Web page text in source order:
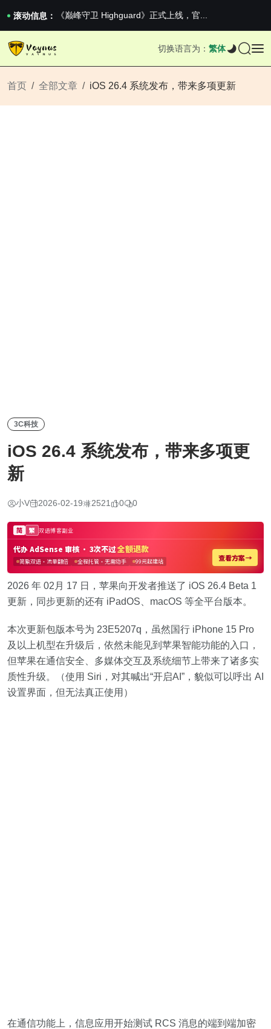
滚动信息：
《巅峰守卫 Highguard》正式上线，官...
男生找对象最重要的是什么？太真实了
2026澳网男单收官：全满贯对上全满亚，德约...
切换语言为： 繁体
首页 全部文章 iOS 26.4 系统发布，带来多项更新
3C科技
iOS 26.4 系统发布，带来多项更
新
小V 2026-02-19 2521 0 0
2026 年 02月 17 日，苹果向开发者推送了 iOS 26.4 Beta 1
更新，同步更新的还有 iPadOS、macOS 等全平台版本。
本次更新包版本号为 23E5207q，虽然国行 iPhone 15 Pro
及以上机型在升级后，依然未能见到苹果智能功能的入口，
但苹果在通信安全、多媒体交互及系统细节上带来了诸多实
质性升级。（使用 Siri，对其喊出“开启AI”，貌似可以呼出 AI
设置界面，但无法真正使用）
在通信功能上，信息应用开始测试 RCS 消息的端到端加密